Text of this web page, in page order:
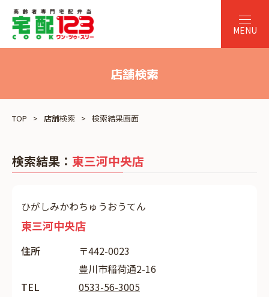
店舗検索
TOP 店舗検索 検索結果画面
検索結果： 東三河中央店
ひがしみかわちゅうおうてん
東三河中央店
住所
〒442-0023
豊川市稲荷通2-16
TEL
0533-56-3005